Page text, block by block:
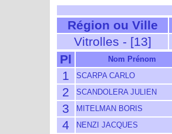
Région ou Ville
Vitrolles - [13]
Pl Nom Prénom
1 SCARPA CARLO
2 SCANDOLERA JULIEN
3 MITELMAN BORIS
4 NENZI JACQUES